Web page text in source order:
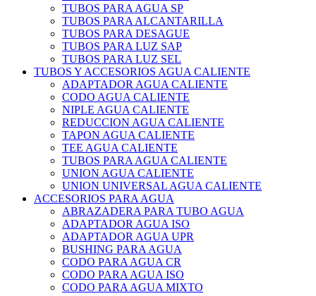
TUBOS PARA AGUA SP
TUBOS PARA ALCANTARILLA
TUBOS PARA DESAGUE
TUBOS PARA LUZ SAP
TUBOS PARA LUZ SEL
TUBOS Y ACCESORIOS AGUA CALIENTE
ADAPTADOR AGUA CALIENTE
CODO AGUA CALIENTE
NIPLE AGUA CALIENTE
REDUCCION AGUA CALIENTE
TAPON AGUA CALIENTE
TEE AGUA CALIENTE
TUBOS PARA AGUA CALIENTE
UNION AGUA CALIENTE
UNION UNIVERSAL AGUA CALIENTE
ACCESORIOS PARA AGUA
ABRAZADERA PARA TUBO AGUA
ADAPTADOR AGUA ISO
ADAPTADOR AGUA UPR
BUSHING PARA AGUA
CODO PARA AGUA CR
CODO PARA AGUA ISO
CODO PARA AGUA MIXTO